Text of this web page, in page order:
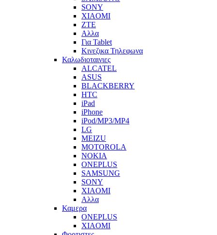
SONY
XIAOMI
ZTE
Αλλα
Για Tablet
Κινεζικα Τηλεφωνα
Καλωδιοταινιες
ALCATEL
ASUS
BLACKBERRY
HTC
iPad
iPhone
iPod/MP3/MP4
LG
MEIZU
MOTOROLA
NOKIA
ONEPLUS
SAMSUNG
SONY
XIAOMI
Αλλα
Καμερα
ONEPLUS
XIAOMI